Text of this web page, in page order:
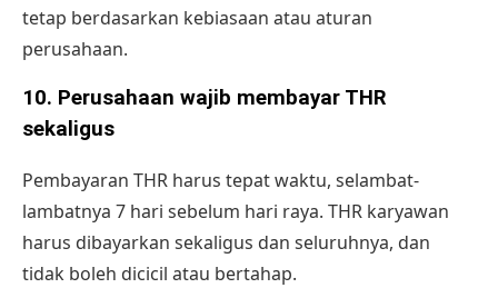
tetap berdasarkan kebiasaan atau aturan
perusahaan.
10. Perusahaan wajib membayar THR
sekaligus
Pembayaran THR harus tepat waktu, selambat-
lambatnya 7 hari sebelum hari raya. THR karyawan
harus dibayarkan sekaligus dan seluruhnya, dan
tidak boleh dicicil atau bertahap.